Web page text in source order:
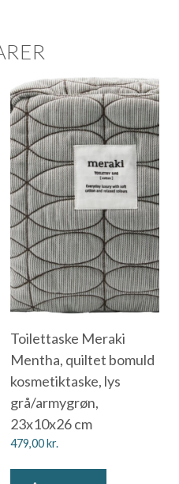
Toilettaske Meraki
Mentha, quiltet bomuld
kosmetiktaske, lys
grå/armygrøn,
23x10x26 cm
479,00kr.